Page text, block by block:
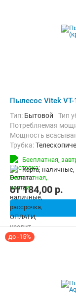
Пылесос Vitek
Тип: Бытовой Тип
Потребляемая
Мощность
трубка:
Дополнительно:
Бесплатная,
карта,
от184,00 p.
до -15%